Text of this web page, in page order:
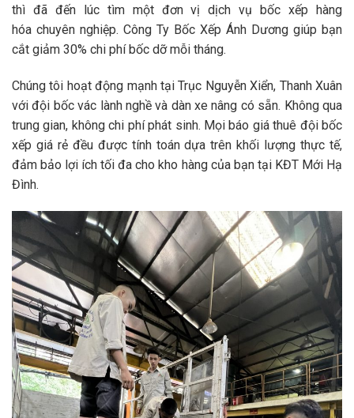
thì đã đến lúc tìm một đơn vịdịch vụ bốc xếp hàng
hóa chuyên nghiệp. Công Ty Bốc Xếp Ánh Dương giúp bạn
cắt giảm 30% chi phí bốc dỡ mỗi tháng.
Chúng tôi hoạt động mạnh tại Trục Nguyễn Xiển, Thanh Xuân
với đội bốc vác lành nghề và dàn xe nâng có sẵn. Không qua
trung gian, không chi phí phát sinh. Mọi báo giáthuê đội bốc
xếp giá rẻđều được tính toán dựa trên khối lượng thực tế,
đảm bảo lợi ích tối đa cho kho hàng của bạn tại KĐT Mới Hạ
Đình.